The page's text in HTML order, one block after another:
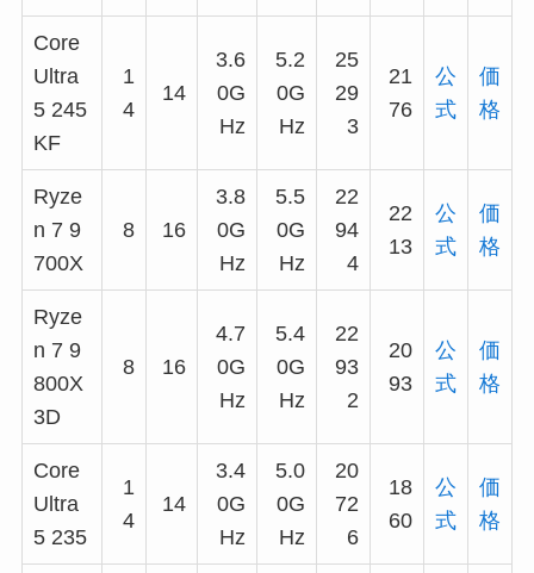
Core
Ultra
5 245
KF
1
4
14
3.6
0G
Hz
5.2
0G
Hz
25
29
3
21
76
公
式
価
格
Ryze
n 7 9
700X
8 16
3.8
0G
Hz
5.5
0G
Hz
22
94
4
22
13
公
式
価
格
Ryze
n 7 9
800X
3D
8 16
4.7
0G
Hz
5.4
0G
Hz
22
93
2
20
93
公
式
価
格
Core
Ultra
5 235
1
4
14
3.4
0G
Hz
5.0
0G
Hz
20
72
6
18
60
公
式
価
格